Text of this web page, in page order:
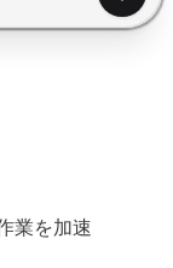
業を加速